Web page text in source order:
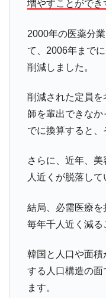
増やすことができ
2000年の医薬分
て、2006年まで
削減しました。
削減された定員
師を輩出できなか
でに換算すると、
さらに、近年、
人近くが脱落して
結局、必需医療を
毎年千人近く減る
韓国と人口や面積
する人口構造の
ます。